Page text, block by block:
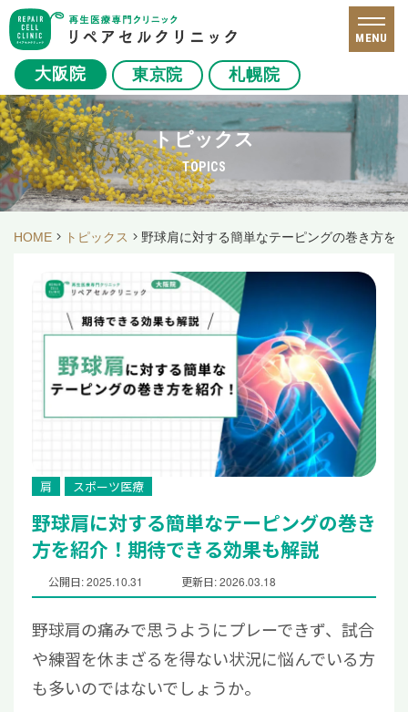
大阪院 東京院 札幌院
MENU
トピックス
TOPICS
HOME トピックス 野球肩に対する簡単なテーピングの巻き方を
肩 スポーツ医療
野球肩に対する簡単なテーピングの巻き
方を紹介！期待できる効果も解説
公開日: 2025.10.31 更新日: 2026.03.18
野球肩の痛みで思うようにプレーできず、試合
や練習を休まざるを得ない状況に悩んでいる方
も多いのではないでしょうか。